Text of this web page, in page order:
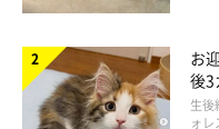
ちゃん。
もーちゃんがらいちの頭を
温かくて優しい時間を見
お
後
ち
生後
ォ